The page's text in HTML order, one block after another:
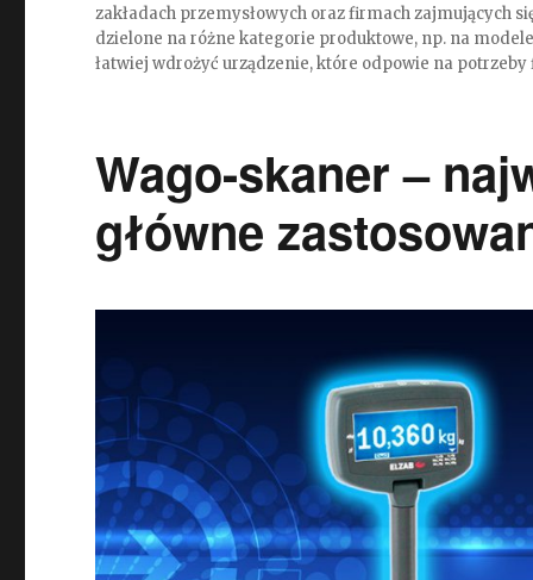
zakładach przemysłowych oraz firmach zajmujących
dzielone na różne kategorie produktowe, np. na
łatwiej wdrożyć urządzenie, które odpowie na potrzeby
Wago-skaner –
główne